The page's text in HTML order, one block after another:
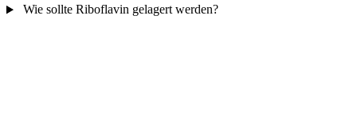
Wie sollte Riboflavin gelagert werden?